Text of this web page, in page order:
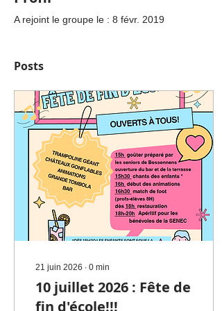
A rejoint le groupe le : 8 févr. 2019
Posts
21 juin 2026 ∙ 0 min
10 juillet 2026 : Fête de
fin d'école!!!